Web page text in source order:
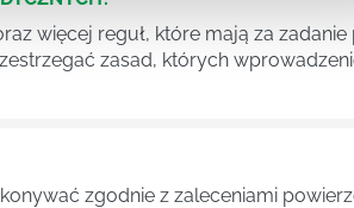
więcej reguł, które mają za
zasad, których
zgodnie z zaleceniami